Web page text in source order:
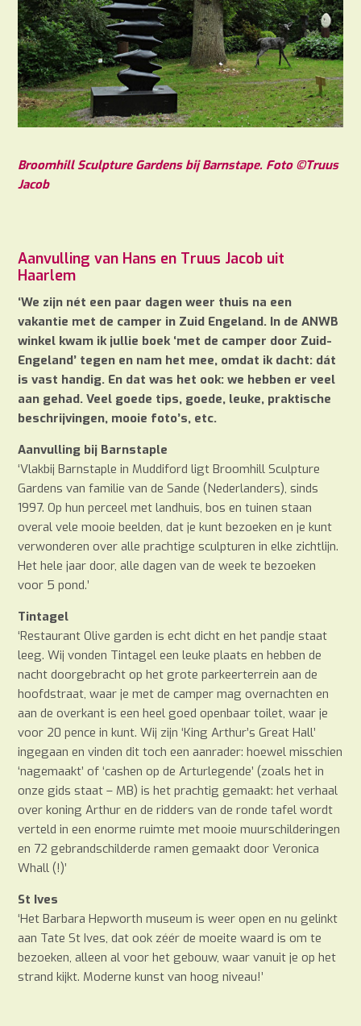
Broomhill Sculpture Gardens bij Barnstape. Foto ©Truus
Jacob
Aanvulling van Hans en Truus Jacob uit
Haarlem
‘We zijn nét een paar dagen weer thuis na een
vakantie met de camper in Zuid Engeland. In de ANWB
winkel kwam ik jullie boek ‘met de camper door Zuid-
Engeland’ tegen en nam het mee, omdat ik dacht: dát
is vast handig. En dat was het ook: we hebben er veel
aan gehad. Veel goede tips, goede, leuke, praktische
beschrijvingen, mooie foto’s, etc.
Aanvulling bij Barnstaple
‘Vlakbij Barnstaple in Muddiford ligt Broomhill Sculpture
Gardens van familie van de Sande (Nederlanders), sinds
1997. Op hun perceel met landhuis, bos en tuinen staan
overal vele mooie beelden, dat je kunt bezoeken en je kunt
verwonderen over alle prachtige sculpturen in elke zichtlijn.
Het hele jaar door, alle dagen van de week te bezoeken
voor 5 pond.’
Tintagel
‘Restaurant Olive garden is echt dicht en het pandje staat
leeg. Wij vonden Tintagel een leuke plaats en hebben de
nacht doorgebracht op het grote parkeerterrein aan de
hoofdstraat, waar je met de camper mag overnachten en
aan de overkant is een heel goed openbaar toilet, waar je
voor 20 pence in kunt. Wij zijn ‘King Arthur’s Great Hall’
ingegaan en vinden dit toch een aanrader: hoewel misschien
‘nagemaakt’ of ‘cashen op de Arturlegende’ (zoals het in
onze gids staat – MB) is het prachtig gemaakt: het verhaal
over koning Arthur en de ridders van de ronde tafel wordt
verteld in een enorme ruimte met mooie muurschilderingen
en 72 gebrandschilderde ramen gemaakt door Veronica
Whall (!)’
St Ives
‘Het Barbara Hepworth museum is weer open en nu gelinkt
aan Tate St Ives, dat ook zéér de moeite waard is om te
bezoeken, alleen al voor het gebouw, waar vanuit je op het
strand kijkt. Moderne kunst van hoog niveau!’